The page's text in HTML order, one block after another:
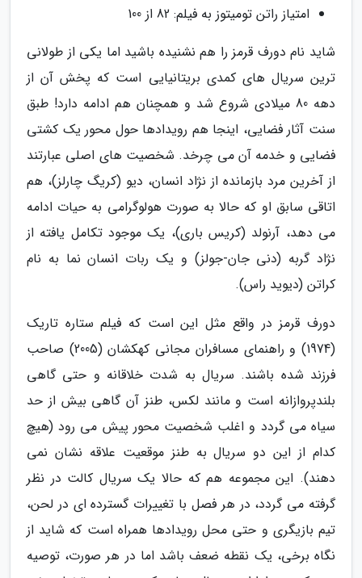
امتیاز راتن تومیتوز به فیلم: 82 از 100
شاید نام دورف قرمز را هم نشنیده باشید اما یکی از طولانی
ترین سریال های کمدی بریتانیایی است که پخش آن از
دهه 80 میلادی شروع شد و همچنان هم ادامه دارد! طبق
سنت آثار فضایی، اینجا هم رویدادها حول محور یک کشتی
فضایی و خدمه آن می چرخد. شخصیت های اصلی عبارتند
از آخرین مرد بازمانده از نژاد انسان، دیو (کریگ چارلز)، هم
اتاقی سابق او که حالا به صورت هولوگرامی به حیات ادامه
می دهد، آرنولد (کریس باری)، یک موجود تکامل یافته از
نژاد گربه (دنی جان-جولز) و یک ربات انسان نما به نام
کراتن (دیوید راس).
دورف قرمز در واقع مثل این است که فیلم ستاره تاریک
(1974) و راهنمای مسافران مجانی کهکشان (2005) صاحب
فرزند شده باشند. سریال به شدت خلاقانه و حتی گاهی
بلندپروازانه است و مانند لکس، طنز آن گاهی بیش از حد
سیاه می گردد و اغلب شخصیت محور پیش می رود (هیچ
کدام از این دو سریال به طنز موقعیت علاقه نشان نمی
دهند). این مجموعه هم که حالا یک سریال کالت در نظر
گرفته می گردد، در هر فصل با تغییرات گسترده ای در لحن،
تیم بازیگری و حتی محل رویدادها همراه است که شاید از
نگاه برخی، یک نقطه ضعف باشد اما در هر صورت، توصیه